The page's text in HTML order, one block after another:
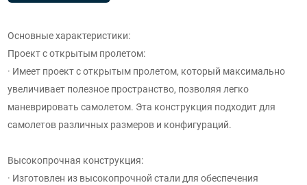
Основные характеристики:
Проект с открытым пролетом:
· Имеет проект с открытым пролетом, который максимально
увеличивает полезное пространство, позволяя легко
маневрировать самолетом. Эта конструкция подходит для
самолетов различных размеров и конфигураций.
Высокопрочная конструкция:
· Изготовлен из высокопрочной стали для обеспечения